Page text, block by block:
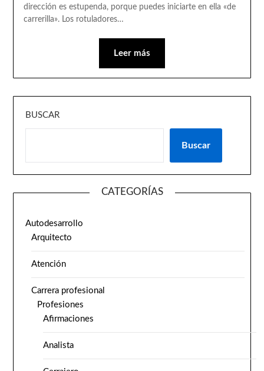
dirección es estupenda, porque puedes iniciarte en ella «de
carrerilla». Los rotuladores…
Leer más
BUSCAR
Buscar
CATEGORÍAS
Autodesarrollo
Arquitecto
Atención
Carrera profesional
Profesiones
Afirmaciones
Analista